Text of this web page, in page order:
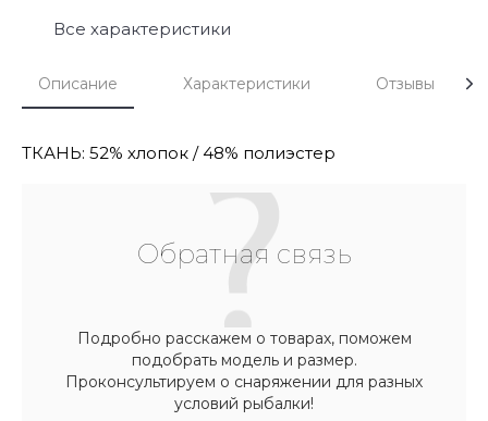
Все характеристики
Описание Характеристики Отзывы
ТКАНЬ: 52% хлопок / 48% полиэстер
Обратная связь
Подробно расскажем о товарах, поможем
подобрать модель и размер.
Проконсультируем о снаряжении для разных
условий рыбалки!